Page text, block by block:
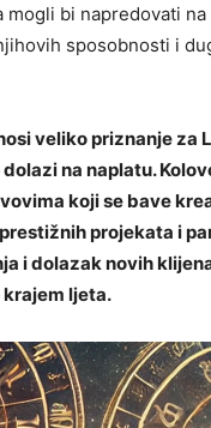
mogli bi napredovati
sposobnosti i
veliko priznanje za
na naplatu.
koji se bave
projekata i
i dolazak novih
krajem ljeta.